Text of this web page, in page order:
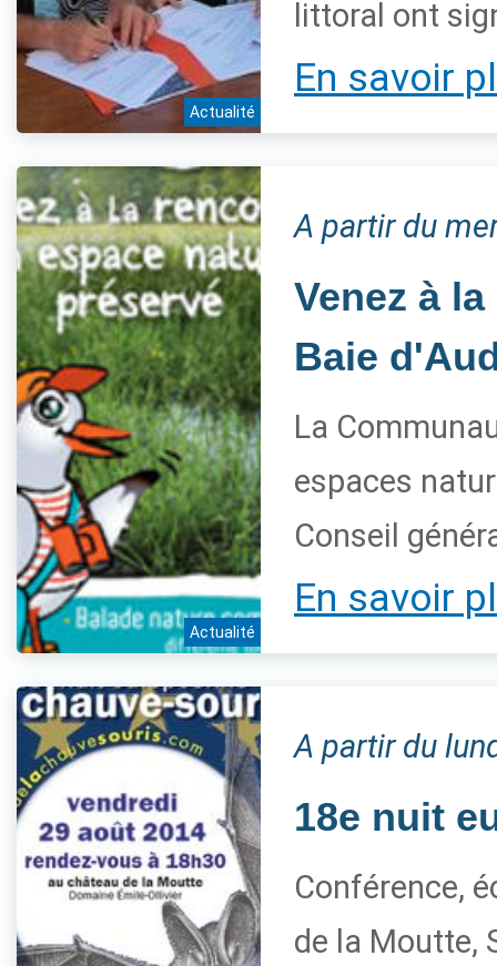
Actualité
littoral ont
En savoir
Actualité
A partir du
Venez à
Baie
La
espaces
Conseil
En savoir
A partir du
18e nuit
Conférence,
de la Moutte,